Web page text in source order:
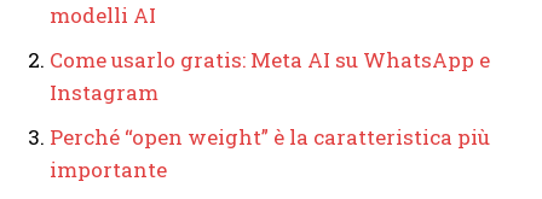
modelli AI
Come usarlo gratis: Meta AI su WhatsApp e
Instagram
Perché “open weight” è la caratteristica più
importante